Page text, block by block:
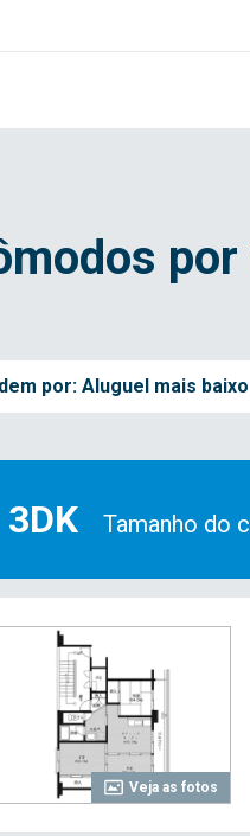
por: Aluguel mais baixo
3DK Tamanho do
Veja as fotos